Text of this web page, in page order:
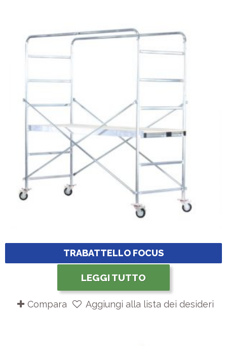
TRABATTELLO FOCUS
LEGGI TUTTO
Compara Aggiungi alla lista dei desideri